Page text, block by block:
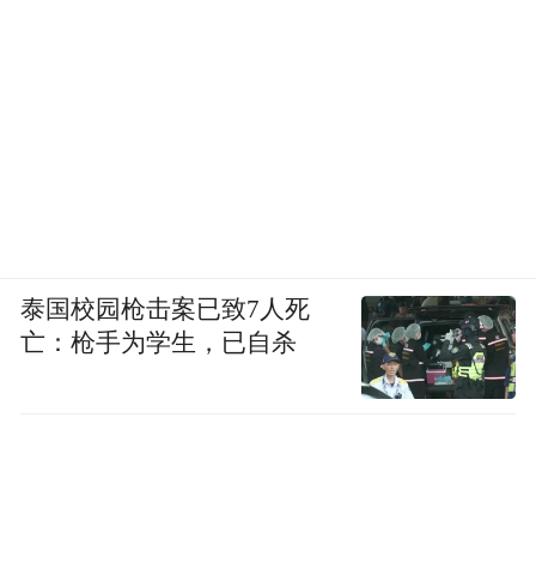
泰国校园枪击案已致7人死
亡：枪手为学生，已自杀